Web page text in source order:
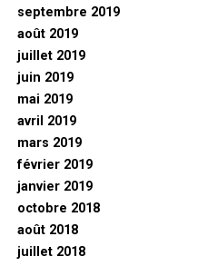
septembre 2019
août 2019
juillet 2019
juin 2019
mai 2019
avril 2019
mars 2019
février 2019
janvier 2019
octobre 2018
août 2018
juillet 2018